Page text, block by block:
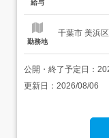
給与
勤務地
千葉市 美浜区
公開・終了予定日：
更新日： 2026/08/06